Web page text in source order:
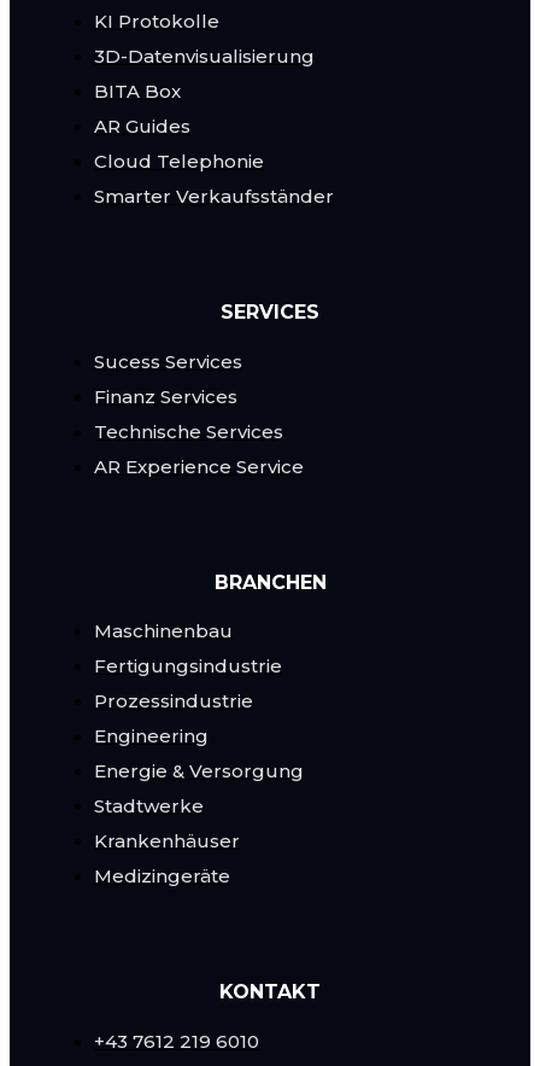
KI Protokolle
3D-Datenvisualisierung
BITA Box
AR Guides
Cloud Telephonie
Smarter Verkaufsständer
SERVICES
Sucess Services
Finanz Services
Technische Services
AR Experience Service
BRANCHEN
Maschinenbau
Fertigungsindustrie
Prozessindustrie
Engineering
Energie & Versorgung
Stadtwerke
Krankenhäuser
Medizingeräte
KONTAKT
+43 7612 219 6010